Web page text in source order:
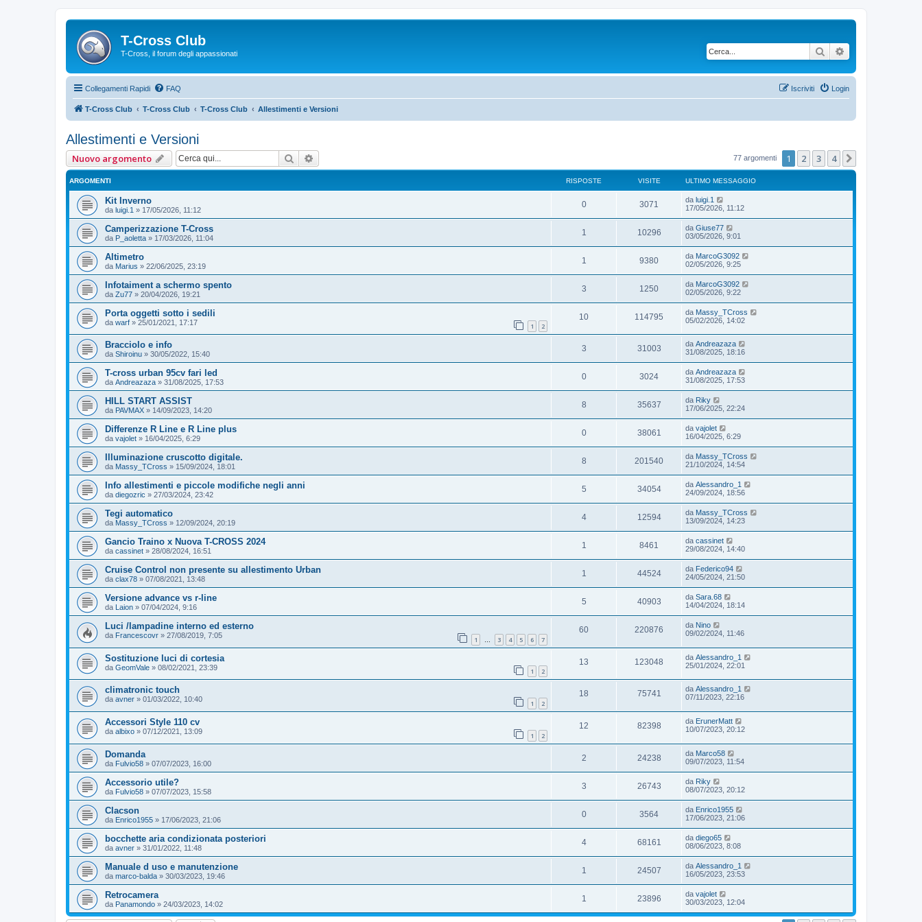
T-Cross Club
T-Cross, il forum degli appassionati Cerca
Collegamenti Rapidi FAQ Login
Iscriviti
T-Cross Club T-Cross Club T-Cross Club Allestimenti e Versioni
Allestimenti e Versioni
Nuovo argomento Cerca 77 argomenti 1 2 3 4
ARGOMENTI RISPOSTE VISITE ULTIMO MESSAGGIO
Kit Inverno
da luigi.1 » 17/05/2026, 11:12
0 3071 da luigi.1
17/05/2026, 11:12
Camperizzazione T-Cross
da P_aoletta » 17/03/2026, 11:04
1 10296 da Giuse77
03/05/2026, 9:01
Altimetro
da Marius » 22/06/2025, 23:19
1 9380 da MarcoG3092
02/05/2026, 9:25
Infotaiment a schermo spento
da Zu77 » 20/04/2026, 19:21
3 1250 da MarcoG3092
02/05/2026, 9:22
Porta oggetti sotto i sedili
da warf » 25/01/2021, 17:17 1 2
10 114795 da Massy_TCross
05/02/2026, 14:02
Bracciolo e info
da Shiroinu » 30/05/2022, 15:40
3 31003 da Andreazaza
31/08/2025, 18:16
T-cross urban 95cv fari led
da Andreazaza » 31/08/2025, 17:53
0 3024 da Andreazaza
31/08/2025, 17:53
HILL START ASSIST
da PAVMAX » 14/09/2023, 14:20
8 35637 da Riky
17/06/2025, 22:24
Differenze R Line e R Line plus
da vajolet » 16/04/2025, 6:29
0 38061 da vajolet
16/04/2025, 6:29
Illuminazione cruscotto digitale.
da Massy_TCross » 15/09/2024, 18:01
8 201540 da Massy_TCross
21/10/2024, 14:54
Info allestimenti e piccole modifiche negli anni
da diegozric » 27/03/2024, 23:42
5 34054 da Alessandro_1
24/09/2024, 18:56
Tegi automatico
da Massy_TCross » 12/09/2024, 20:19
4 12594 da Massy_TCross
13/09/2024, 14:23
Gancio Traino x Nuova T-CROSS 2024
da cassinet » 28/08/2024, 16:51
1 8461 da cassinet
29/08/2024, 14:40
Cruise Control non presente su allestimento Urban
da clax78 » 07/08/2021, 13:48
1 44524 da Federico94
24/05/2024, 21:50
Versione advance vs r-line
da Laion » 07/04/2024, 9:16
5 40903 da Sara.68
14/04/2024, 18:14
Luci /lampadine interno ed esterno
da Francescovr » 27/08/2019, 7:05 1 … 3 4 5 6 7
60 220876 da Nino
09/02/2024, 11:46
Sostituzione luci di cortesia
da GeomVale » 08/02/2021, 23:39 1 2
13 123048 da Alessandro_1
25/01/2024, 22:01
climatronic touch
da avner » 01/03/2022, 10:40 1 2
18 75741 da Alessandro_1
07/11/2023, 22:16
Accessori Style 110 cv
da albixo » 07/12/2021, 13:09 1 2
12 82398 da ErunerMatt
10/07/2023, 20:12
Domanda
da Fulvio58 » 07/07/2023, 16:00
2 24238 da Marco58
09/07/2023, 11:54
Accessorio utile?
da Fulvio58 » 07/07/2023, 15:58
3 26743 da Riky
08/07/2023, 20:12
Clacson
da Enrico1955 » 17/06/2023, 21:06
0 3564 da Enrico1955
17/06/2023, 21:06
bocchette aria condizionata posteriori
da avner » 31/01/2022, 11:48
4 68161 da diego65
08/06/2023, 8:08
Manuale d uso e manutenzione
da marco-balda » 30/03/2023, 19:46
1 24507 da Alessandro_1
16/05/2023, 23:53
Retrocamera
da Panamondo » 24/03/2023, 14:02
1 23896 da vajolet
30/03/2023, 12:04